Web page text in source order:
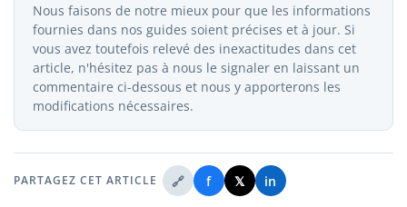
Nous faisons de notre mieux pour que les informations
fournies dans nos guides soient précises et à jour. Si
vous avez toutefois relevé des inexactitudes dans cet
article, n'hésitez pas à nous le signaler en laissant un
commentaire ci-dessous et nous y apporterons les
modifications nécessaires.
PARTAGEZ CET ARTICLE 🔗 f 𝕏 in